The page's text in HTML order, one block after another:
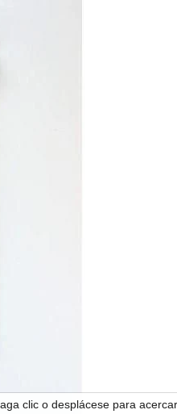
clic o desplácese para acercar